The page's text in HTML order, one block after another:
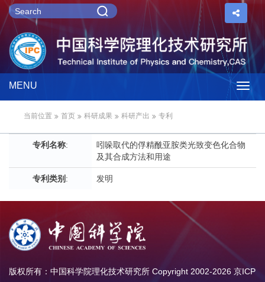
MENU
当前位置 首页 科研成果 科研产出 专利
专利名称:
吲哚取代的俘精酰亚胺类光致变色化合物
及其合成方法和用途
专利类别 : 发明
版权所有：中国科学院理化技术研究所 Copyright 2002-2026 京ICP